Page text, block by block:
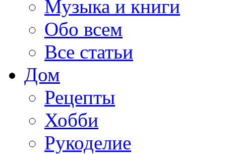
Музыка и книги
Обо всем
Все статьи
Дом
Рецепты
Хобби
Рукоделие